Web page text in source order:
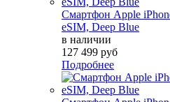
Смартфон Apple
eSIM, Deep Blue
в наличии
127 499 руб
Подробнее